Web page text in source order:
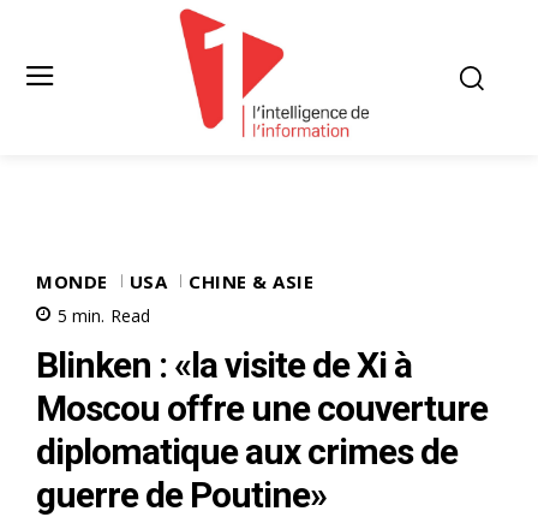
MONDE USA CHINE & ASIE
5 min. Read
Blinken : «la visite de Xi à
Moscou offre une couverture
diplomatique aux crimes de
guerre de Poutine»